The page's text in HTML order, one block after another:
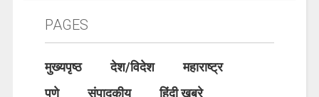
PAGES
मुख्यपृष्ठ देश/विदेश
महाराष्ट्र
पुणे
संपादकीय
हिंदी खबरे